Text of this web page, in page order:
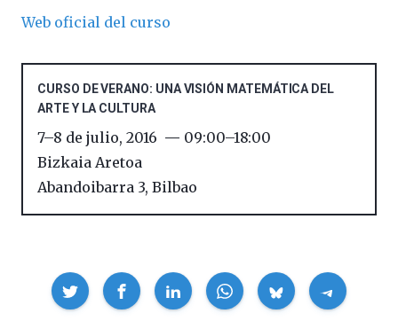
Web oficial del curso
CURSO DE VERANO: UNA VISIÓN MATEMÁTICA DEL
ARTE Y LA CULTURA
7–8 de julio, 2016 09:00–18:00
Bizkaia Aretoa
Abandoibarra 3, Bilbao
Compartir